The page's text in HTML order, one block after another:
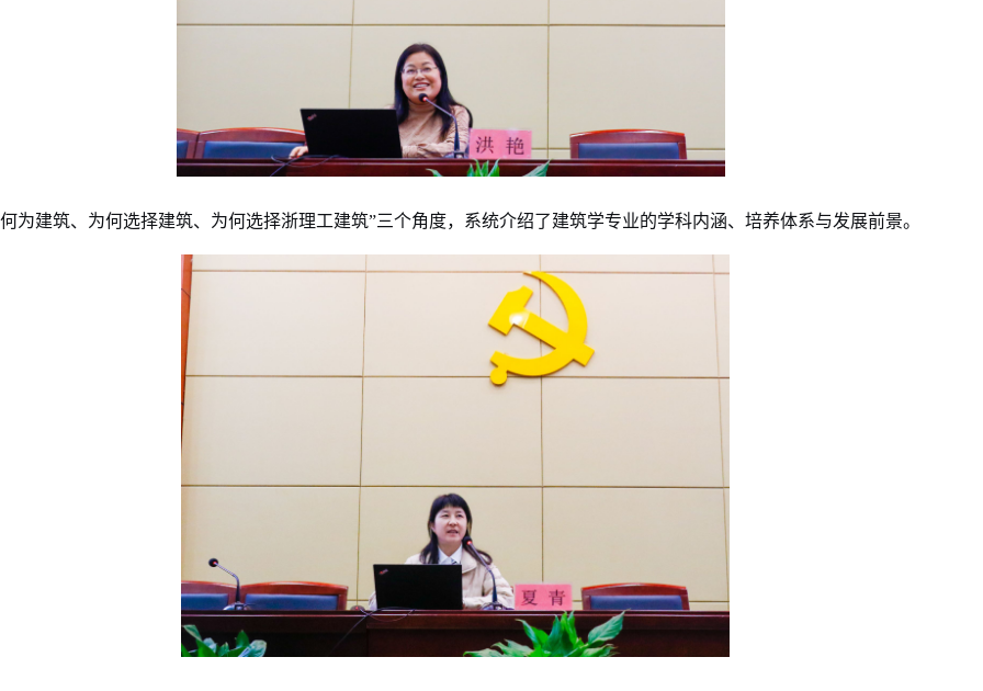
为建筑、为何选择建筑、为何选择浙理工建筑”三个角度，系统介绍了建筑学专业的学科内涵、培养体系与发展前景。